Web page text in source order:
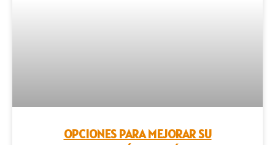
OPCIONES PARA MEJORAR SU